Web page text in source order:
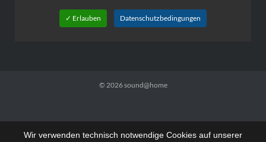
✓ Erlauben Datenschutzbedingungen
© 2026sound@home
Wir verwenden technisch notwendige Cookies auf unserer